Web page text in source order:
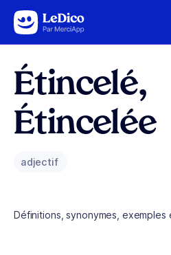
Aller au contenu
Étincelé,
Étincelée
adjectif
Définitions, synonymes, exemples